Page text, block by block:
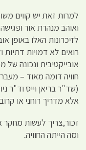
למרות זאת יש קווים
ואוהב מנהרת אור
לזיכרונות האלו באופן
רואים לא דמויות
חוויה דומה מאוד –
(שד"ר בריאן וייס וד"ר
אלא מדריך רוחני או
זכור,צריך לעשות מחקר
ומה הייתה החוויה.